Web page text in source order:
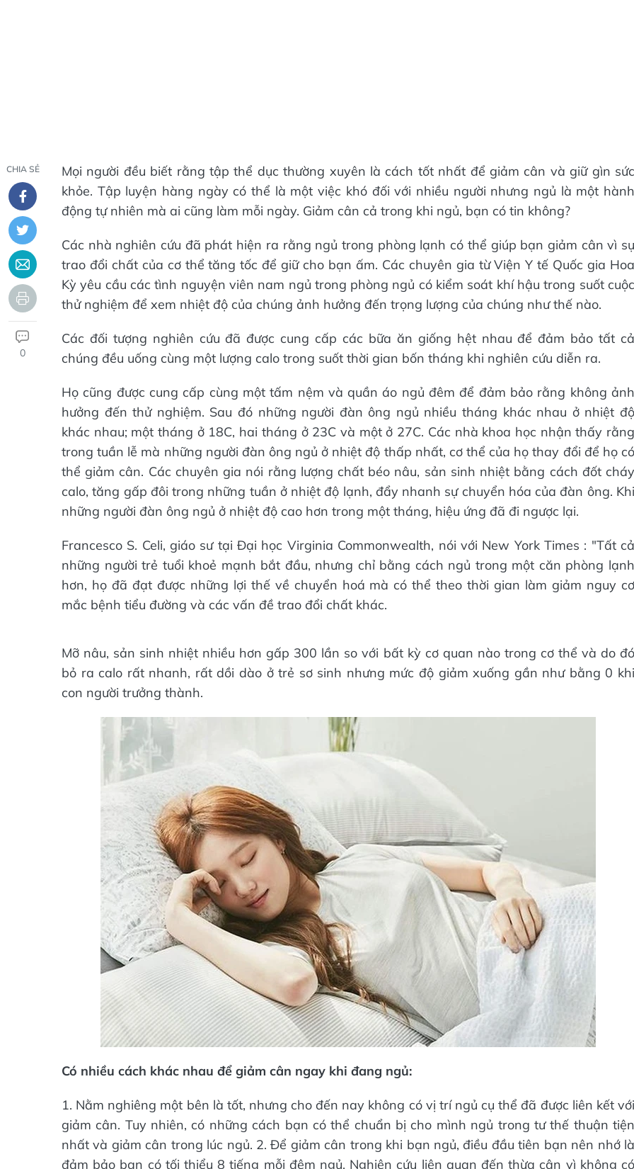
CHIA SẺ
0
Mọi người đều biết rằng tập thể dục thường xuyên là cách tốt nhất để giảm cân và giữ gìn sức
khỏe. Tập luyện hàng ngày có thể là một việc khó đối với nhiều người nhưng ngủ là một hành
động tự nhiên mà ai cũng làm mỗi ngày. Giảm cân cả trong khi ngủ, bạn có tin không?
Các nhà nghiên cứu đã phát hiện ra rằng ngủ trong phòng lạnh có thể giúp bạn giảm cân vì sự
trao đổi chất của cơ thể tăng tốc để giữ cho bạn ấm. Các chuyên gia từ Viện Y tế Quốc gia Hoa
Kỳ yêu cầu các tình nguyện viên nam ngủ trong phòng ngủ có kiểm soát khí hậu trong suốt cuộc
thử nghiệm để xem nhiệt độ của chúng ảnh hưởng đến trọng lượng của chúng như thế nào.
Các đối tượng nghiên cứu đã được cung cấp các bữa ăn giống hệt nhau để đảm bảo tất cả
chúng đều uống cùng một lượng calo trong suốt thời gian bốn tháng khi nghiên cứu diễn ra.
Họ cũng được cung cấp cùng một tấm nệm và quần áo ngủ đêm để đảm bảo rằng không ảnh
hưởng đến thử nghiệm. Sau đó những người đàn ông ngủ nhiều tháng khác nhau ở nhiệt độ
khác nhau; một tháng ở 18C, hai tháng ở 23C và một ở 27C. Các nhà khoa học nhận thấy rằng
trong tuần lễ mà những người đàn ông ngủ ở nhiệt độ thấp nhất, cơ thể của họ thay đổi để họ có
thể giảm cân. Các chuyên gia nói rằng lượng chất béo nâu, sản sinh nhiệt bằng cách đốt cháy
calo, tăng gấp đôi trong những tuần ở nhiệt độ lạnh, đẩy nhanh sự chuyển hóa của đàn ông. Khi
những người đàn ông ngủ ở nhiệt độ cao hơn trong một tháng, hiệu ứng đã đi ngược lại.
Francesco S. Celi, giáo sư tại Đại học Virginia Commonwealth, nói với New York Times : "Tất cả
những người trẻ tuổi khoẻ mạnh bắt đầu, nhưng chỉ bằng cách ngủ trong một căn phòng lạnh
hơn, họ đã đạt được những lợi thế về chuyển hoá mà có thể theo thời gian làm giảm nguy cơ
mắc bệnh tiểu đường và các vấn đề trao đổi chất khác.
Mỡ nâu, sản sinh nhiệt nhiều hơn gấp 300 lần so với bất kỳ cơ quan nào trong cơ thể và do đó
bỏ ra calo rất nhanh, rất dồi dào ở trẻ sơ sinh nhưng mức độ giảm xuống gần như bằng 0 khi
con người trưởng thành.
Có nhiều cách khác nhau để giảm cân ngay khi đang ngủ:
1. Nằm nghiêng một bên là tốt, nhưng cho đến nay không có vị trí ngủ cụ thể đã được liên kết với
giảm cân. Tuy nhiên, có những cách bạn có thể chuẩn bị cho mình ngủ trong tư thế thuận tiện
nhất và giảm cân trong lúc ngủ. 2. Để giảm cân trong khi bạn ngủ, điều đầu tiên bạn nên nhớ là
đảm bảo bạn có tối thiểu 8 tiếng mỗi đêm ngủ. Nghiên cứu liên quan đến thừa cân vì không có